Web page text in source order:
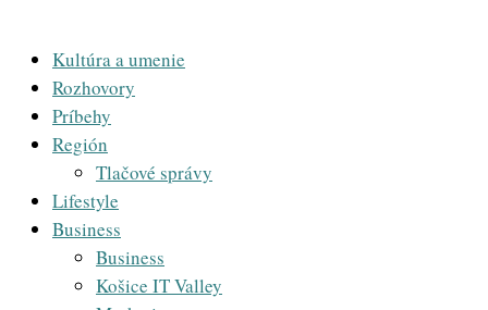
Kultúra a umenie
Rozhovory
Príbehy
Región
Tlačové správy
Lifestyle
Business
Business
Košice IT Valley